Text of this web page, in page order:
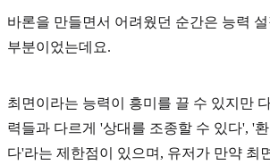
바론을 만들면서 어려웠던 순간은 능력
부분이었는데요.
최면이라는 능력이 흥미를 끌 수 있지만
력들과 다르게 '상대를 조종할 수 있다', '
다'라는 제한점이 있으며, 유저가 만약 최